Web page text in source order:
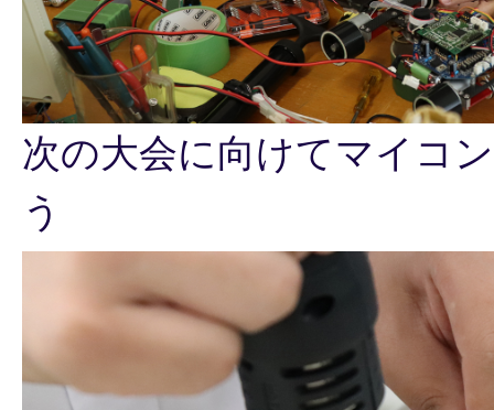
次の大会に向けてマイコ
う